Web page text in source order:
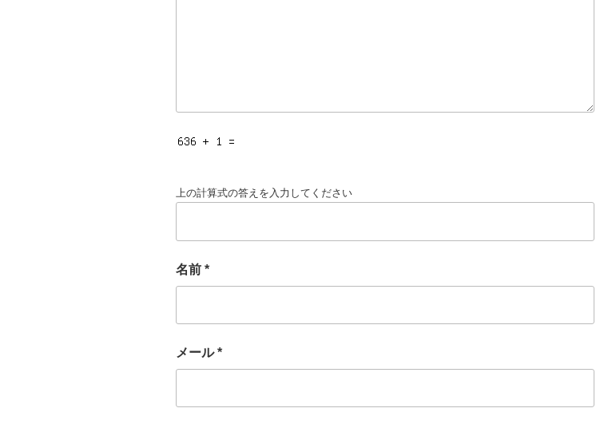
上の計算式の答えを入力してください
名前 *
メール*